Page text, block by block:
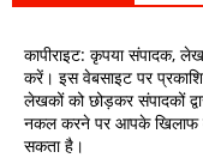
कापीराइट: कृपया संपादक,
करें। इस वेबसाइट पर
लेखकों को छोड़कर संपादकों
नकल करने पर आपके खिलाफ
सकता है।